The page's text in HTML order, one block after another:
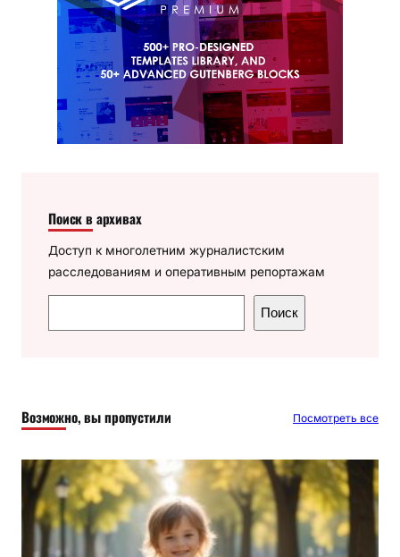
Поиск в архивах
Доступ к многолетним журналистским
расследованиям и оперативным репортажам
о
Поиск
Возможно, вы пропустили Посмотреть все